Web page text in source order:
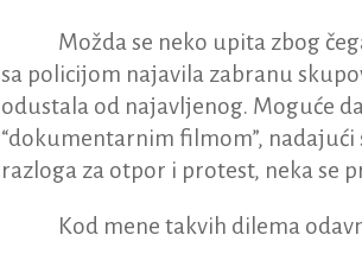
Možda se neko upita zbog
sa policijom najavila zabranu
odustala od najavljenog. Moguće
“dokumentarnim filmom”,
razloga za otpor i protest, neka se
Kod mene takvih dilema